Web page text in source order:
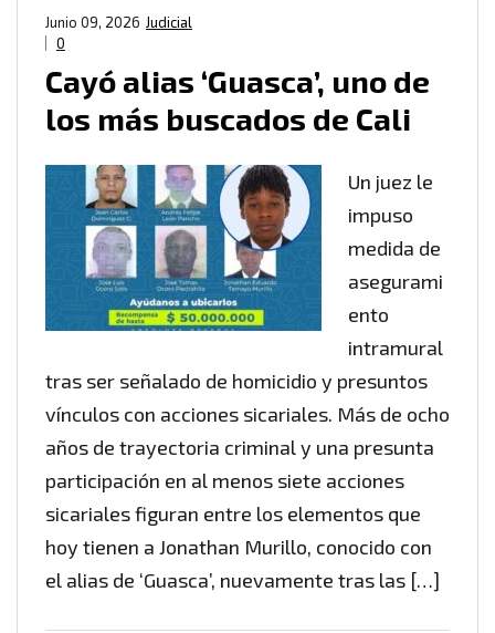
Judicial
Junio 09, 2026
0
Cayó alias ‘Guasca’, uno de
los más buscados de Cali
Un juez le
impuso
medida de
asegurami
ento
intramural
tras ser señalado de homicidio y presuntos
vínculos con acciones sicariales. Más de ocho
años de trayectoria criminal y una presunta
participación en al menos siete acciones
sicariales figuran entre los elementos que
hoy tienen a Jonathan Murillo, conocido con
el alias de ‘Guasca’, nuevamente tras las […]